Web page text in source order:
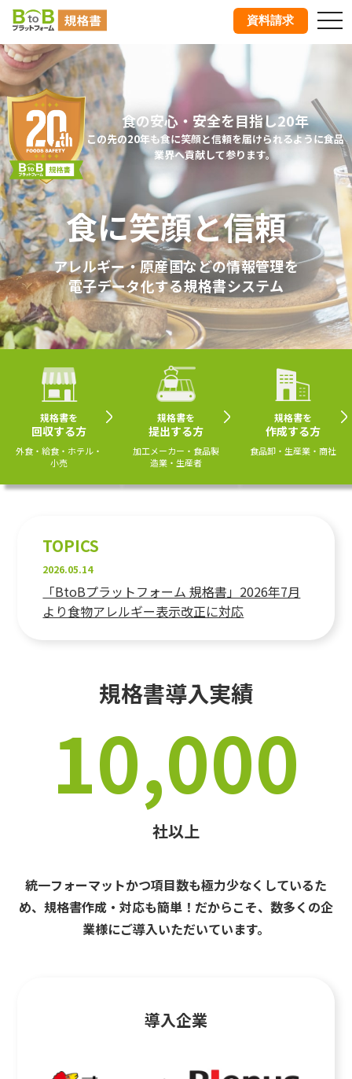
資料請求
食の安心・安全を目指し20年
この先の20年も食に笑顔と信頼を届けられるように食品
業界へ貢献して参ります。
食に笑顔と信頼
アレルギー・原産国などの情報管理を
電子データ化する規格書システム
規格書を
回収する方
外食・給食・ホテル・
小売
規格書を
提出する方
加工メーカー・食品製
造業・生産者
規格書を
作成する方
食品卸・生産業・商社
TOPICS
2026.05.14
「BtoBプラットフォーム 規格書」2026年7月
より食物アレルギー表示改正に対応
規格書導入実績
10,000
社以上
統一フォーマットかつ項目数も極力少なくしているた
め、規格書作成・対応も簡単！だからこそ、数多くの企
業様にご導入いただいています。
導入企業